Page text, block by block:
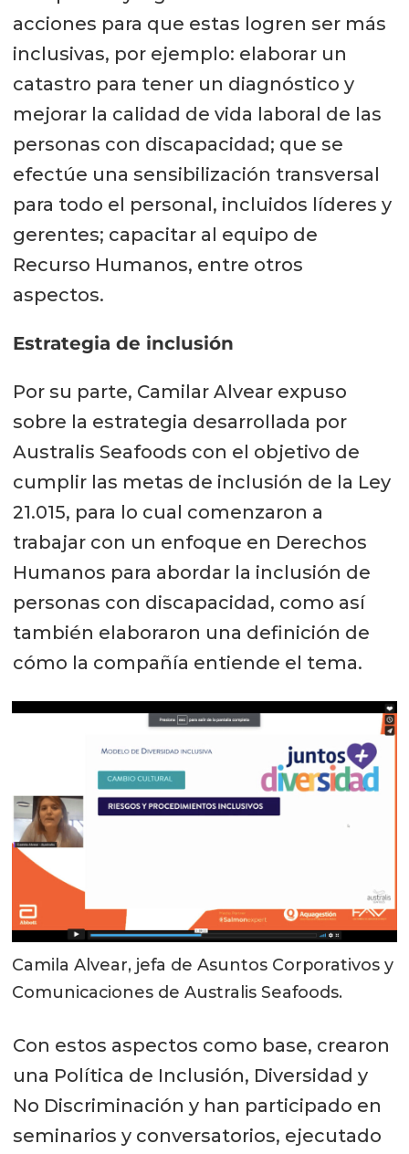
acciones para que estas logren ser más
inclusivas, por ejemplo: elaborar un
catastro para tener un diagnóstico y
mejorar la calidad de vida laboral de las
personas con discapacidad; que se
efectúe una sensibilización transversal
para todo el personal, incluidos líderes y
gerentes; capacitar al equipo de
Recurso Humanos, entre otros
aspectos.
Estrategia de inclusión
Por su parte, Camilar Alvear expuso
sobre la estrategia desarrollada por
Australis Seafoods con el objetivo de
cumplir las metas de inclusión de la Ley
21.015, para lo cual comenzaron a
trabajar con un enfoque en Derechos
Humanos para abordar la inclusión de
personas con discapacidad, como así
también elaboraron una definición de
cómo la compañía entiende el tema.
Camila Alvear, jefa de Asuntos Corporativos y
Comunicaciones de Australis Seafoods.
Con estos aspectos como base, crearon
una Política de Inclusión, Diversidad y
No Discriminación y han participado en
seminarios y conversatorios, ejecutado